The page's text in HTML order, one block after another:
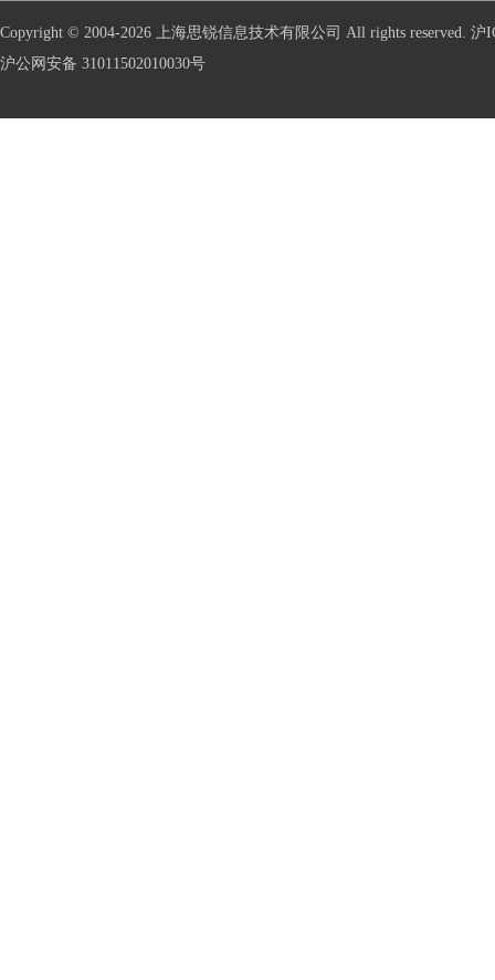
Copyright © 2004-2026 上海思锐信息技术有限公司 All rights reserved. 沪
沪公网安备 31011502010030号